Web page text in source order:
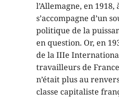
l’Allemagne, en
s’accompagne d’un
politique de la
en question. Or, en
de la IIIe
travailleurs de
n’était plus au
classe capitaliste